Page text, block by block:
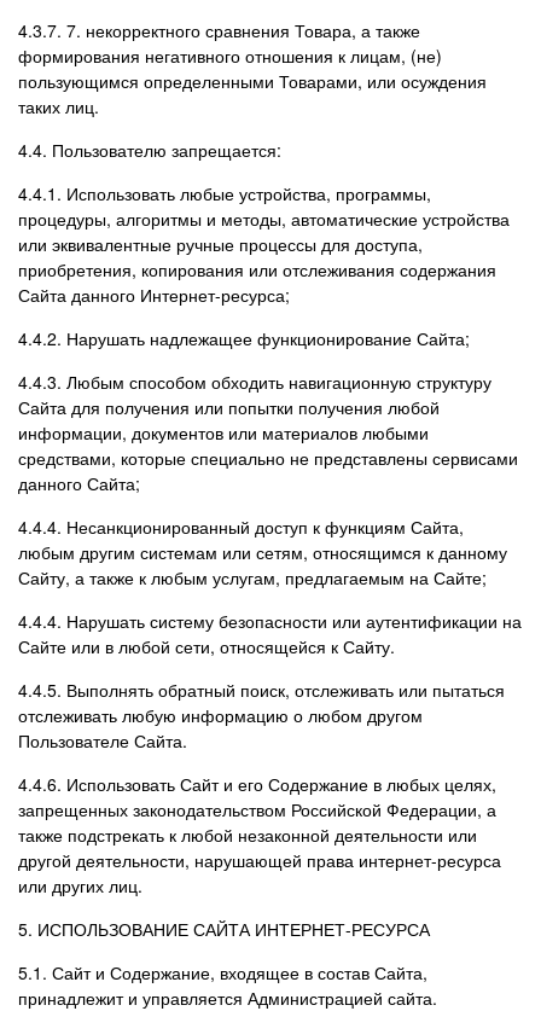
4.3.7. 7. некорректного сравнения Товара, а также
формирования негативного отношения к лицам, (не)
пользующимся определенными Товарами, или осуждения
таких лиц.
4.4. Пользователю запрещается:
4.4.1. Использовать любые устройства, программы,
процедуры, алгоритмы и методы, автоматические устройства
или эквивалентные ручные процессы для доступа,
приобретения, копирования или отслеживания содержания
Сайта данного Интернет-ресурса;
4.4.2. Нарушать надлежащее функционирование Сайта;
4.4.3. Любым способом обходить навигационную структуру
Сайта для получения или попытки получения любой
информации, документов или материалов любыми
средствами, которые специально не представлены сервисами
данного Сайта;
4.4.4. Несанкционированный доступ к функциям Сайта,
любым другим системам или сетям, относящимся к данному
Сайту, а также к любым услугам, предлагаемым на Сайте;
4.4.4. Нарушать систему безопасности или аутентификации на
Сайте или в любой сети, относящейся к Сайту.
4.4.5. Выполнять обратный поиск, отслеживать или пытаться
отслеживать любую информацию о любом другом
Пользователе Сайта.
4.4.6. Использовать Сайт и его Содержание в любых целях,
запрещенных законодательством Российской Федерации, а
также подстрекать к любой незаконной деятельности или
другой деятельности, нарушающей права интернет-ресурса
или других лиц.
5. ИСПОЛЬЗОВАНИЕ САЙТА ИНТЕРНЕТ-РЕСУРСА
5.1. Сайт и Содержание, входящее в состав Сайта,
принадлежит и управляется Администрацией сайта.